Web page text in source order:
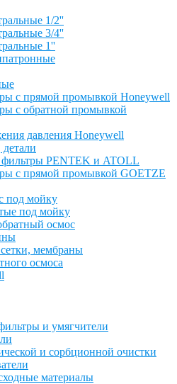
1/2''
3/4''
1''
с прямой промывкой Honeywell
с обратной промывкой
давления Honeywell
PENTEK и ATOLL
с прямой промывкой GOETZE
под мойку
под мойку
осмос
мембраны
осмоса
и умягчители
и сорбционной очистки
материалы